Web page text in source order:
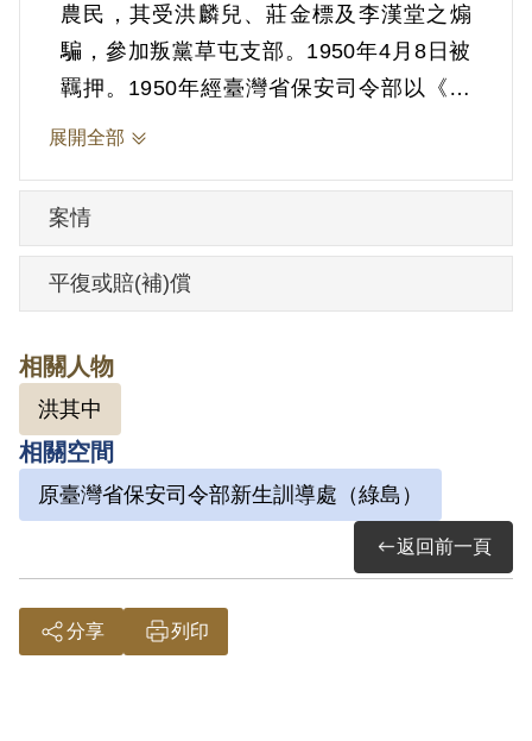
農民，其受洪麟兒、莊金標及李漢堂之煽
騙，參加叛黨草屯支部。1950年4月8日被
羈押。1950年經臺灣省保安司令部以《懲
治叛亂條例》第5條「參加叛亂之組織」判
其家屬於1999年9月向補償基金會提出申
請，2002年12月經第3屆第1次董監事會審
其參加叛亂組織，係以其之自白及另案被
告張伯哲等人之供述為據。惟原判決對其
所參加之組織性質與目的均未詳予查證敘
明，此外無其他具體佐證，故認本案非有
2018年10月經促轉會公告撤銷判決處分。
展開全部
案情
平復或賠(補)償
相關人物
洪其中
相關空間
原臺灣省保安司令部新生訓導處（綠島）
返回前一頁
分享 列印